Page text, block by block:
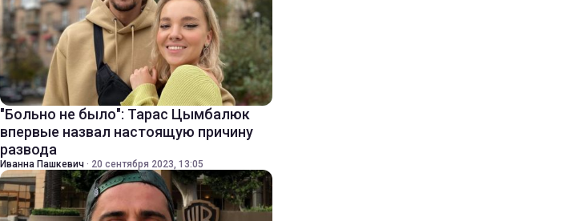
"Больно не было": Тарас Цымбалюк
впервые назвал настоящую причину
развода
Иванна Пашкевич · 20 сентября 2023, 13:05